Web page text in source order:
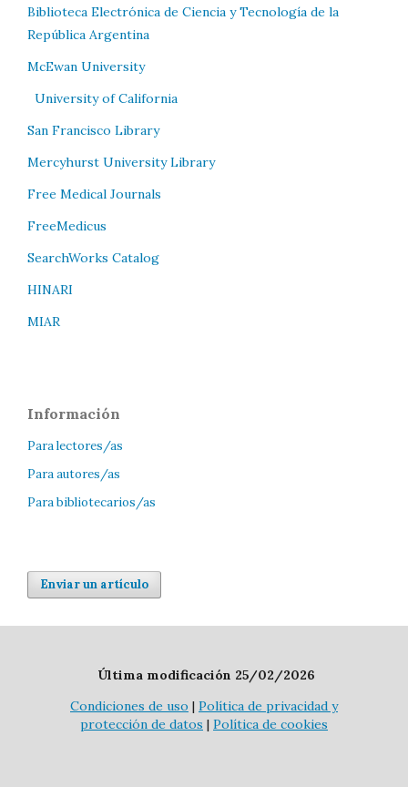
Biblioteca Electrónica de Ciencia y Tecnología de la
República Argentina
McEwan University
University of California
San Francisco Library
Mercyhurst University Library
Free Medical Journals
FreeMedicus
SearchWorks Catalog
HINARI
MIAR
Información
Para lectores/as
Para autores/as
Para bibliotecarios/as
Enviar un artículo
Última modificación 25/02/2026
Condiciones de uso | Política de privacidad y
protección de datos | Política de cookies